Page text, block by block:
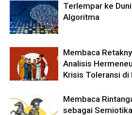
Terlempar ke
Algoritma
Membaca
Analisis
Krisis Toleransi di
Membaca
sebagai